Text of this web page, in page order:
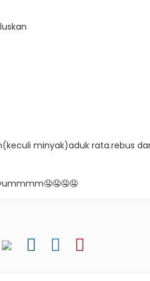
minyak)aduk rata.rebus